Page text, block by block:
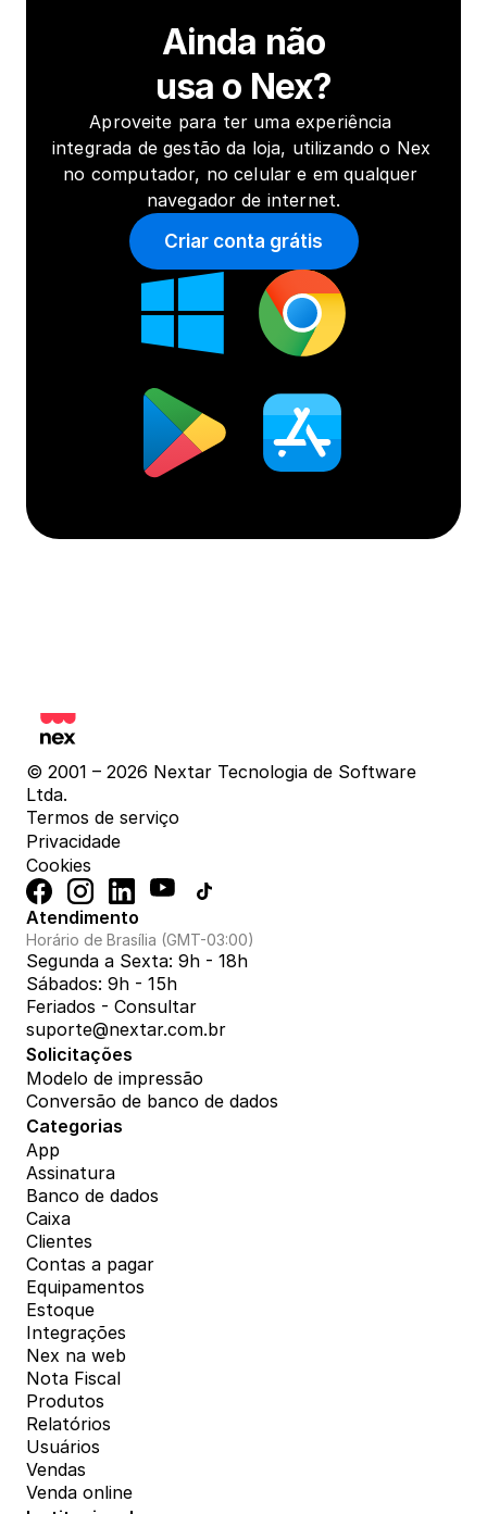
Ainda não
usa o Nex?
Aproveite para ter uma experiência
integrada de gestão da loja, utilizando o Nex
no computador, no celular e em qualquer
navegador de internet.
Criar conta grátis
© 2001 – 2026 Nextar Tecnologia de Software
Ltda.
Termos de serviço
Privacidade
Cookies
Atendimento
Horário de Brasília (GMT-03:00)
Segunda a Sexta: 9h - 18h
Sábados: 9h - 15h
Feriados - Consultar
suporte@nextar.com.br
Solicitações
Modelo de impressão
Conversão de banco de dados
Categorias
App
Assinatura
Banco de dados
Caixa
Clientes
Contas a pagar
Equipamentos
Estoque
Integrações
Nex na web
Nota Fiscal
Produtos
Relatórios
Usuários
Vendas
Venda online